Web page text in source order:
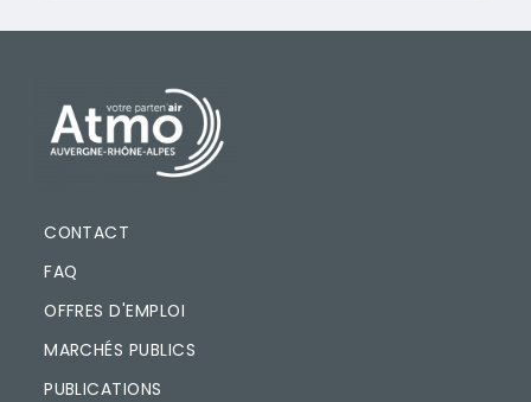
PIED DE PAGE
CONTACT
FAQ
OFFRES D'EMPLOI
MARCHÉS PUBLICS
PUBLICATIONS